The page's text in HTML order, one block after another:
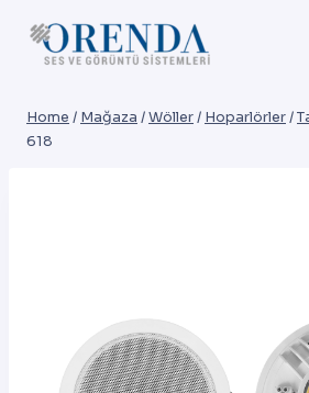
Home / Mağaza /Wöller/ Hoparlörler/
618